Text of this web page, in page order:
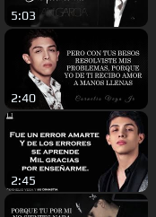
5:03
2:40
2:45